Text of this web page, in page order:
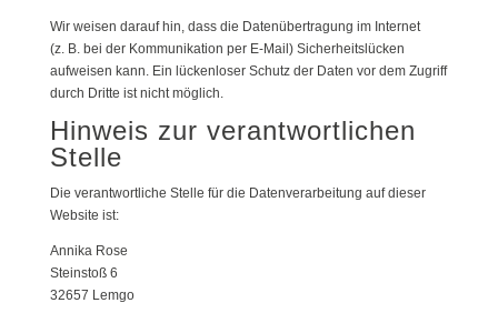
Wir weisen darauf hin, dass die Datenübertragung im Internet
(z. B. bei der Kommunikation per E-Mail) Sicherheitslücken
aufweisen kann. Ein lückenloser Schutz der Daten vor dem Zugriff
durch Dritte ist nicht möglich.
Hinweis zur verantwortlichen
Stelle
Die verantwortliche Stelle für die Datenverarbeitung auf dieser
Website ist:
Annika Rose
Steinstoß 6
32657 Lemgo